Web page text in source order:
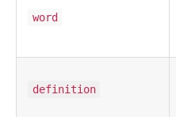
word
definition